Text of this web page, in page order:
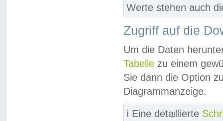
Werte stehen auch
Zugriff auf die
Um die Daten
Tabelle zu einem
Sie dann die Option
Diagrammanzeige.
ℹ️ Eine detaillierte